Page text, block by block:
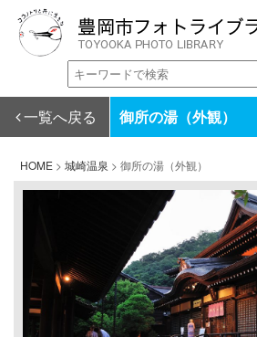
一覧へ戻る 御所の湯（外観）
HOME > 城崎温泉 > 御所の湯（外観）